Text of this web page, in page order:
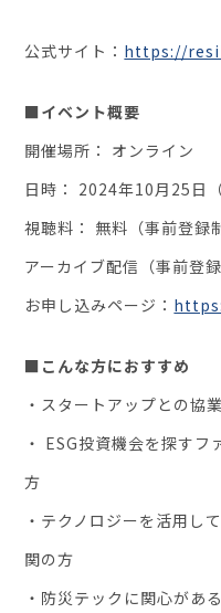
公式サイト： https://
■イベント概要
開催場所： オンライン
日時： 2024年10月25日
視聴料： 無料（事前登録
アーカイブ配信（事前登録
お申し込みページ：
■こんな方におすすめ
・スタートアップとの協
・ ESG投資機会を探す
方
・テクノロジーを活用し
関の方
・防災テックに関心があ